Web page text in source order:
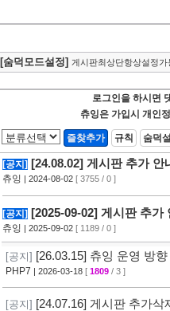
[숨덕모드설정] 게시판최상단항상설정가
로그인을 하시면
츄잉은 가입시 개인
즐찾추가 규칙 숨덕
[공지] [24.08.02] 게시판 추가 안
츄잉 | 2024-08-02 [ 3755 / 0 ]
[공지] [2025-09-02] 게시판 추가
츄잉 | 2025-09-02 [ 1189 / 0 ]
[공지] [26.03.15] 츄잉 운영 방
PHP7 | 2026-03-18 [ 1809 / 3 ]
[공지] [24.07.16] 게시판 추가삭